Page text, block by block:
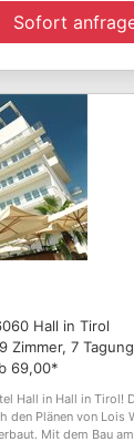
Sofort
Hall in Tirol
Zimmer, 7
69,00*
Hall in Hall in Tirol!
den Plänen von Lois
Mit dem Bau